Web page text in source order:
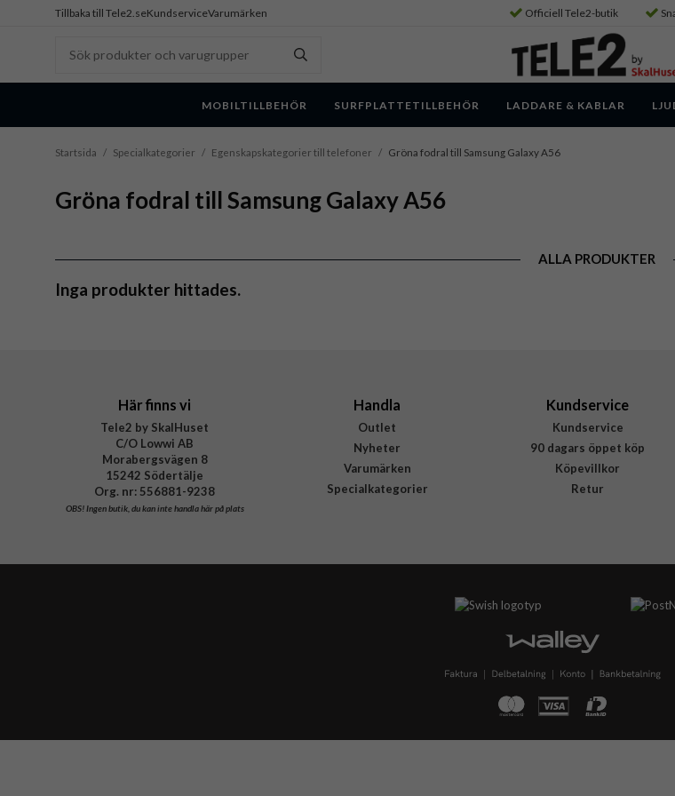
Tillbaka till Tele2.seKundserviceVarumärken Officiell Tele2-butik
MOBILTILLBEHÖR SURFPLATTETILLBEHÖR LADDARE & KABLAR
Startsida / Specialkategorier / Egenskapskategorier till telefoner / Gröna fodral till Samsung Galaxy A56
Gröna fodral till Samsung Galaxy A56
ALLA PRODUKTER
Inga produkter hittades.
Här finns vi
Tele2 by SkalHuset
C/O Lowwi AB
Morabergsvägen 8
15242 Södertälje
Org. nr: 556881-9238
OBS!Ingen butik, du kan inte handla här på plats
Handla
Outlet
Nyheter
Varumärken
Specialkategorier
Kundservice
Kundservice
90 dagars öppet köp
Köpevillkor
Retur